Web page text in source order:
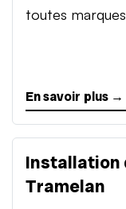
toutes
En savoir plus →
Installation
Tramelan